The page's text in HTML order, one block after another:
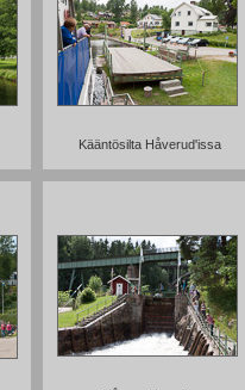
Kääntösilta Håverud'issa